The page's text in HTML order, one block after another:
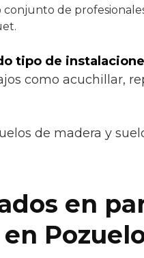
conjunto de
tipo de
como acuchillar,
de madera y
en